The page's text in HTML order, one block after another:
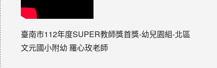
臺南市112年度SUPER教師獎首獎-幼兒園組-北區
文元國小附幼 羅心玫老師